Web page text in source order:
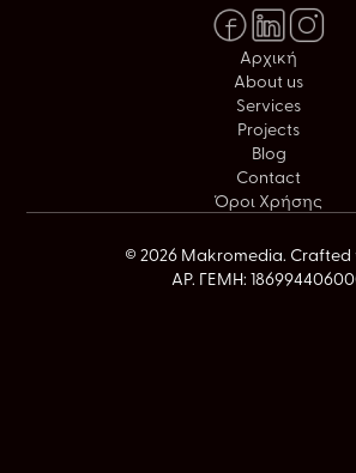
Αρχική
About us
Services
Projects
Blog
Contact
Όροι Χρήσης
© 2026 Makromedia.
ΑΡ. ΓΕΜΗ: